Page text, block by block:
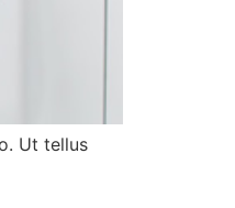
Ut tellus